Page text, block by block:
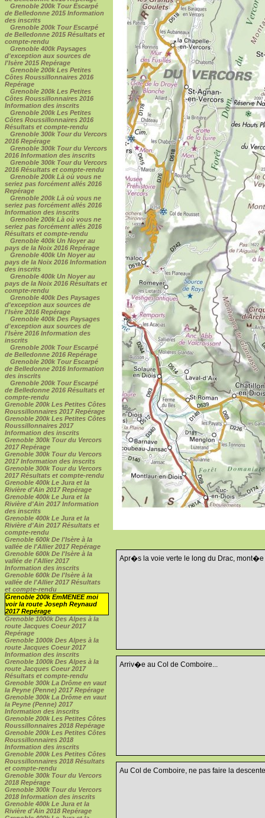
Grenoble 200k Tour Escarpé
de Belledonne 2015 Information
des inscrits
Grenoble 200k Tour Escarpé
de Belledonne 2015 Résultats et
compte-rendu
Grenoble 400k Paysages
d'exception aux sources de
l'Isère 2015 Repérage
Grenoble 200k Les Petites
Côtes Roussillonnaires 2016
Repérage
Grenoble 200k Les Petites
Côtes Roussillonnaires 2016
Information des inscrits
Grenoble 200k Les Petites
Côtes Roussillonnaires 2016
Résultats et compte-rendu
Grenoble 300k Tour du Vercors
2016 Repérage
Grenoble 300k Tour du Vercors
2016 Information des inscrits
Grenoble 300k Tour du Vercors
2016 Résultats et compte-rendu
Grenoble 200k Là où vous ne
seriez pas forcément allés 2016
Repérage
Grenoble 200k Là où vous ne
seriez pas forcément allés 2016
Information des inscrits
Grenoble 200k Là où vous ne
seriez pas forcément allés 2016
Résultats et compte-rendu
Grenoble 400k Un Noyer au
pays de la Noix 2016 Repérage
Grenoble 400k Un Noyer au
pays de la Noix 2016 Information
des inscrits
Grenoble 400k Un Noyer au
pays de la Noix 2016 Résultats et
compte-rendu
Grenoble 400k Des Paysages
d'exception aux sources de
l'Isère 2016 Repérage
Grenoble 400k Des Paysages
d'exception aux sources de
l'Isère 2016 Information des
inscrits
Grenoble 200k Tour Escarpé
de Belledonne 2016 Repérage
Grenoble 200k Tour Escarpé
de Belledonne 2016 Information
des inscrits
Grenoble 200k Tour Escarpé
de Belledonne 2016 Résultats et
compte-rendu
Grenoble 200k Les Petites Côtes
Roussillonnaires 2017 Repérage
Grenoble 200k Les Petites Côtes
Roussillonnaires 2017
Information des inscrits
Grenoble 300k Tour du Vercors
2017 Repérage
Grenoble 300k Tour du Vercors
2017 Information des inscrits
Grenoble 300k Tour du Vercors
2017 Résultats et compte-rendu
Grenoble 400k Le Jura et la
Rivière d'Ain 2017 Repérage
Grenoble 400k Le Jura et la
Rivière d'Ain 2017 Information
des inscrits
Grenoble 400k Le Jura et la
Rivière d'Ain 2017 Résultats et
compte-rendu
Grenoble 600k De l'Isère à la
vallée de l'Allier 2017 Repérage
Grenoble 600k De l'Isère à la
vallée de l'Allier 2017
Information des inscrits
Grenoble 600k De l'Isère à la
vallée de l'Allier 2017 Résultats
et compte-rendu
Grenoble 200k EmMENEE moi
voir la route Joseph Reynaud
2017 Repérage
Grenoble 1000k Des Alpes à la
route Jacques Coeur 2017
Repérage
Grenoble 1000k Des Alpes à la
route Jacques Coeur 2017
Information des inscrits
Grenoble 1000k Des Alpes à la
route Jacques Coeur 2017
Résultats et compte-rendu
Grenoble 300k La Drôme en vaut
la Peyne (Penne) 2017 Repérage
Grenoble 300k La Drôme en vaut
la Peyne (Penne) 2017
Information des inscrits
Grenoble 200k Les Petites Côtes
Roussillonnaires 2018 Repérage
Grenoble 200k Les Petites Côtes
Roussillonnaires 2018
Information des inscrits
Grenoble 200k Les Petites Côtes
Roussillonnaires 2018 Résultats
et compte-rendu
Grenoble 300k Tour du Vercors
2018 Repérage
Grenoble 300k Tour du Vercors
2018 Information des inscrits
Grenoble 400k Le Jura et la
Rivière d'Ain 2018 Repérage
Apr�s la voie verte le long du Drac, mont�e
Arriv�e au Col de Comboire...
Au Col de Comboire, ne pas faire la